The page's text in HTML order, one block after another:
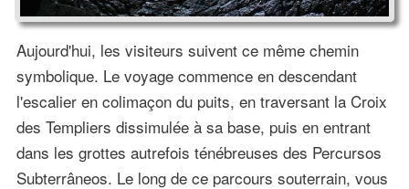
Aujourd'hui, les visiteurs suivent ce même chemin
symbolique. Le voyage commence en descendant
l'escalier en colimaçon du puits, en traversant la Croix
des Templiers dissimulée à sa base, puis en entrant
dans les grottes autrefois ténébreuses des Percursos
Subterrâneos. Le long de ce parcours souterrain, vous